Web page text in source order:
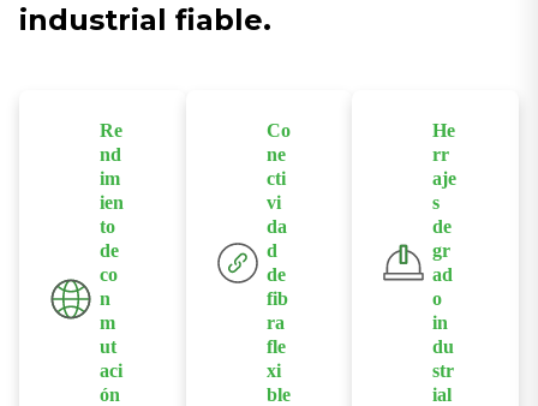
industrial fiable.
Re
nd
im
ien
to
de
co
n
m
ut
aci
ón
Co
ne
cti
vi
da
d
de
fib
ra
fle
xi
ble
He
rr
aje
s
de
gr
ad
o
in
du
str
ial